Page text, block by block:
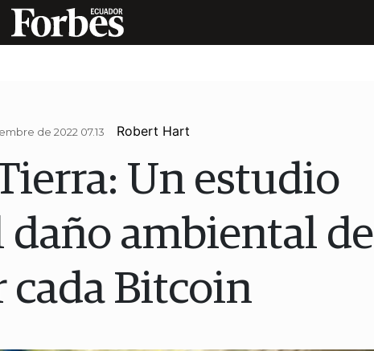
de 2022 07.13 Robert Hart
Un estudio
ambiental de
cada Bitcoin